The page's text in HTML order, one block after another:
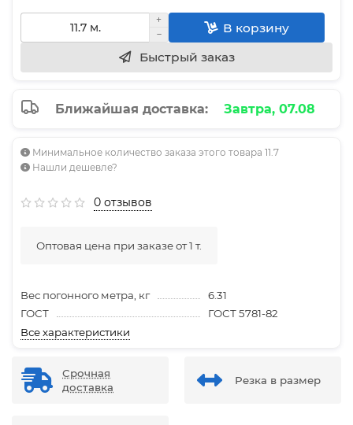
В корзину
Быстрый заказ
Ближайшая доставка: Завтра, 07.08
Минимальное количество заказа этого товара 11.7
Нашли дешевле?
0 отзывов
Оптовая цена при заказе от 1 т.
Вес погонного метра, кг
6.31
ГОСТ
ГОСТ 5781-82
Все характеристики
Срочная
доставка
Резка в размер